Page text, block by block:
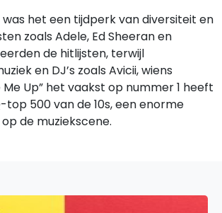
was het een tijdperk van diversiteit en
zoals Adele, Ed Sheeran en
de hitlijsten, terwijl
en DJ’s zoals Avicii, wiens
Up” het vaakst op nummer 1 heeft
top 500 van de 10s, een enorme
de muziekscene.